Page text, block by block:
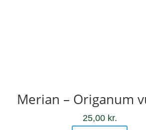
Merian – Origanum
25,00 kr.